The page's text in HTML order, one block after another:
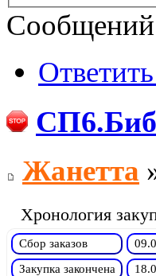
Жанетта
Хронология
Сбор заказов
Закупка закончена